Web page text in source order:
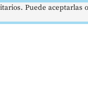
Puede aceptarlas